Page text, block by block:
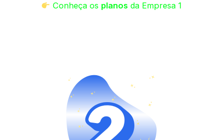
Conheça os planos da Empresa 1